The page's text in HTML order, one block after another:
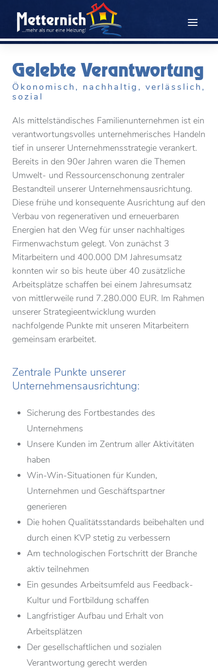
Gelebte Verantwortung
Ökonomisch, nachhaltig, verlässlich,
sozial
Als mittelständisches Familienunternehmen ist ein
verantwortungsvolles unternehmerisches Handeln
tief in unserer Unternehmensstrategie verankert.
Bereits in den 90er Jahren waren die Themen
Umwelt- und Ressourcenschonung zentraler
Bestandteil unserer Unternehmensausrichtung.
Diese frühe und konsequente Ausrichtung auf den
Verbau von regenerativen und erneuerbaren
Energien hat den Weg für unser nachhaltiges
Firmenwachstum gelegt. Von zunächst 3
Mitarbeitern und 400.000 DM Jahresumsatz
konnten wir so bis heute über 40 zusätzliche
Arbeitsplätze schaffen bei einem Jahresumsatz
von mittlerweile rund 7.280.000 EUR. Im Rahmen
unserer Strategieentwicklung wurden
nachfolgende Punkte mit unseren Mitarbeitern
gemeinsam erarbeitet.
Zentrale Punkte unserer
Unternehmensausrichtung:
Sicherung des Fortbestandes des
Unternehmens
Unsere Kunden im Zentrum aller Aktivitäten
haben
Win-Win-Situationen für Kunden,
Unternehmen und Geschäftspartner
generieren
Die hohen Qualitätsstandards beibehalten und
durch einen KVP stetig zu verbessern
Am technologischen Fortschritt der Branche
aktiv teilnehmen
Ein gesundes Arbeitsumfeld aus Feedback-
Kultur und Fortbildung schaffen
Langfristiger Aufbau und Erhalt von
Arbeitsplätzen
Der gesellschaftlichen und sozialen
Verantwortung gerecht werden